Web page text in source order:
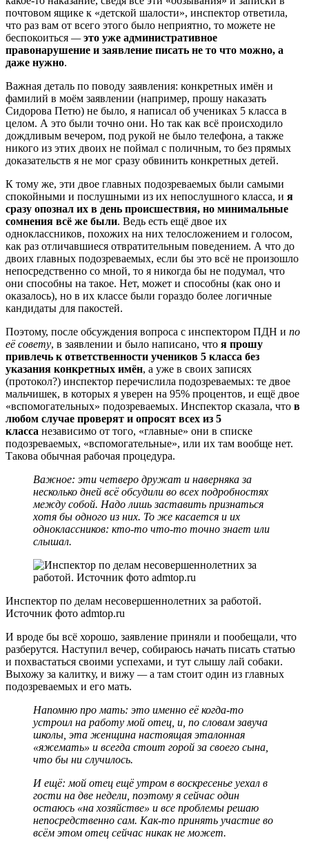
почтовом ящике к «детской шалости», инспектор ответила,
что раз вам от всего этого было неприятно, то можете не
беспокоиться — это уже административное
правонарушение и заявление писать не то что можно, а
даже нужно.
Важная деталь по поводу заявления: конкретных имён и
фамилий в моём заявлении (например, прошу наказать
Сидорова Петю) не было, я написал об учениках 5 класса в
целом. А это были точно они. Но так как всё происходило
дождливым вечером, под рукой не было телефона, а также
никого из этих двоих не поймал с поличным, то без прямых
доказательств я не мог сразу обвинить конкретных детей.
К тому же, эти двое главных подозреваемых были самыми
спокойными и послушными из их непослушного класса, и я
сразу опознал их в день происшествия, но минимальные
сомнения всё же были. Ведь есть ещё двое их
одноклассников, похожих на них телосложением и голосом,
как раз отличавшиеся отвратительным поведением. А что до
двоих главных подозреваемых, если бы это всё не произошло
непосредственно со мной, то я никогда бы не подумал, что
они способны на такое. Нет, может и способны (как оно и
оказалось), но в их классе были гораздо более логичные
кандидаты для пакостей.
Поэтому, после обсуждения вопроса с инспектором ПДН и по
её совету, в заявлении и было написано, что я прошу
привлечь к ответственности учеников 5 класса без
указания конкретных имён, а уже в своих записях
(протокол?) инспектор перечислила подозреваемых: те двое
мальчишек, в которых я уверен на 95% процентов, и ещё двое
«вспомогательных» подозреваемых. Инспектор сказала, что в
любом случае проверят и опросят всех из 5
класса независимо от того, «главные» они в списке
подозреваемых, «вспомогательные», или их там вообще нет.
Такова обычная рабочая процедура.
Важное: эти четверо дружат и наверняка за
несколько дней всё обсудили во всех подробностях
между собой. Надо лишь заставить признаться
хотя бы одного из них. То же касается и их
одноклассников: кто-то что-то точно знает или
слышал.
Инспектор по делам несовершеннолетних за работой.
Источник фото admtop.ru
И вроде бы всё хорошо, заявление приняли и пообещали, что
разберутся. Наступил вечер, собираюсь начать писать статью
и похвастаться своими успехами, и тут слышу лай собаки.
Выхожу за калитку, и вижу —а там стоит один из главных
подозреваемых и его мать.
Напомню про мать: это именно её когда-то
устроил на работу мой отец, и, по словам завуча
школы, эта женщина настоящая эталонная
«яжемать» и всегда стоит горой за своего сына,
что бы ни случилось.
И ещё: мой отец ещё утром в воскресенье уехал в
гости на две недели, поэтому я сейчас один
остаюсь «на хозяйстве» и все проблемы решаю
непосредственно сам. Как-то принять участие во
всём этом отец сейчас никак не может.